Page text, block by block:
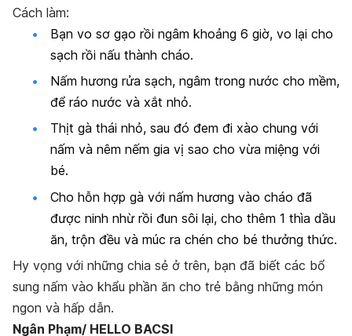
Cách làm:
Bạn vo sơ gạo rồi ngâm khoảng 6 giờ, vo lại cho
sạch rồi nấu thành cháo.
Nấm hương rửa sạch, ngâm trong nước cho mềm,
để ráo nước và xắt nhỏ.
Thịt gà thái nhỏ, sau đó đem đi xào chung với
nấm và nêm nếm gia vị sao cho vừa miệng với
bé.
Cho hỗn hợp gà với nấm hương vào cháo đã
được ninh nhừ rồi đun sôi lại, cho thêm 1 thìa dầu
ăn, trộn đều và múc ra chén cho bé thưởng thức.
Hy vọng với những chia sẻ ở trên, bạn đã biết các bổ
sung nấm vào khẩu phần ăn cho trẻ bằng những món
ngon và hấp dẫn.
Ngân Phạm/ HELLO BACSI